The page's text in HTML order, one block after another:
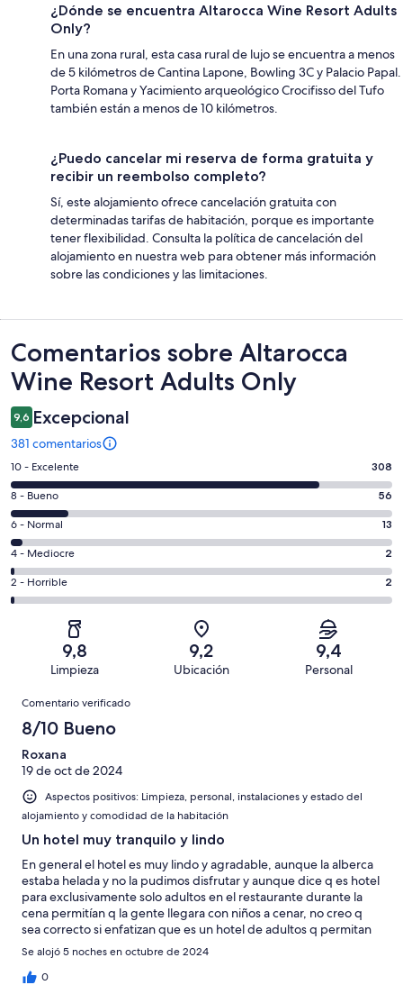
¿Dónde se encuentra Altarocca Wine Resort Adults
Only?
En una zona rural, esta casa rural de lujo se encuentra a menos
de 5 kilómetros de Cantina Lapone, Bowling 3C y Palacio Papal.
Porta Romana y Yacimiento arqueológico Crocifisso del Tufo
también están a menos de 10 kilómetros.
¿Puedo cancelar mi reserva de forma gratuita y
recibir un reembolso completo?
Sí, este alojamiento ofrece cancelación gratuita con
determinadas tarifas de habitación, porque es importante
tener flexibilidad. Consulta la política de cancelación del
alojamiento en nuestra web para obtener más información
sobre las condiciones y las limitaciones.
Comentarios
Comentarios sobre Altarocca
Wine Resort Adults Only
9,6 Excepcional
381 comentarios
308
comentarios
de
un
total
de
381
con
puntuación
10 - Excelente 308
56
comentarios
de
un
total
de
381
puntuación
Bueno
8 - Bueno 56
13
comentarios
de
un
total
puntuación
Normal
6 - Normal 13
2
comentarios
de
una
puntuación
Mediocre
4 - Mediocre 2
2
comentarios
381
una
puntuación
de
2 - Horrible 2
9,8
Limpieza
9,2
Ubicación
9,4
Personal
Comentarios
Comentario verificado
8/10 Bueno
Roxana
19 de oct de 2024
Aspectos positivos: Limpieza, personal, instalaciones y estado del
alojamiento y comodidad de la habitación
Un hotel muy tranquilo y lindo
En general el hotel es muy lindo y agradable, aunque la alberca
estaba helada y no la pudimos disfrutar y aunque dice q es hotel
para exclusivamente solo adultos en el restaurante durante la
cena permitían q la gente llegara con niños a cenar, no creo q
sea correcto si enfatizan que es un hotel de adultos q permitan
eso. El último día tuvieron un problema con el agua caliente y no
pudimos bañarnos.
Se alojó 5 noches en octubre de 2024
0